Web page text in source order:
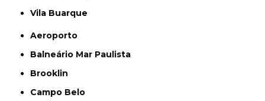
Vila Buarque
Aeroporto
Balneário Mar Paulista
Brooklin
Campo Belo